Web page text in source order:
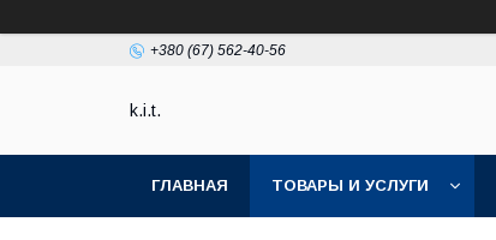
+380 (67) 562-40-56
k.i.t.
ГЛАВНАЯ ТОВАРЫ И УСЛУГИ